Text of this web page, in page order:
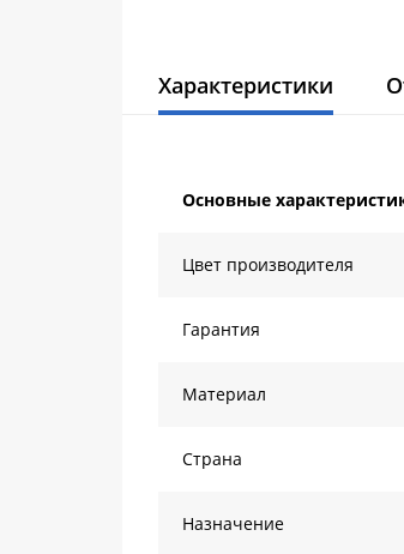
Характеристики
Основные
Цвет производителя
Гарантия
Материал
Страна
Назначение